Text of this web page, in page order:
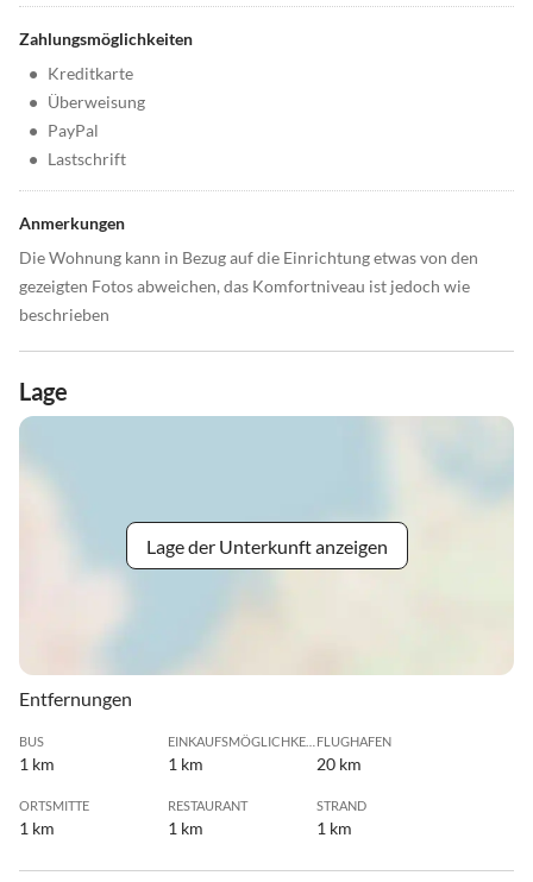
Zahlungsmöglichkeiten
• Kreditkarte
• Überweisung
• PayPal
• Lastschrift
Anmerkungen
Die Wohnung kann in Bezug auf die Einrichtung etwas von den
gezeigten Fotos abweichen, das Komfortniveau ist jedoch wie
beschrieben
Lage
Lage der Unterkunft anzeigen
Entfernungen
BUS
1 km
EINKAUFSMÖGLICHKEIT
1 km
FLUGHAFEN
20 km
ORTSMITTE
1 km
RESTAURANT
1 km
STRAND
1 km